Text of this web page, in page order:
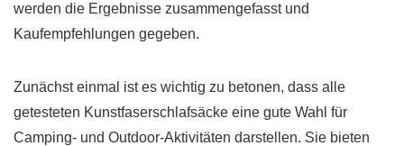
werden die Ergebnisse zusammengefasst und
Kaufempfehlungen gegeben.
Zunächst einmal ist es wichtig zu betonen, dass alle
getesteten Kunstfaserschlafsäcke eine gute Wahl für
Camping- und Outdoor-Aktivitäten darstellen. Sie bieten